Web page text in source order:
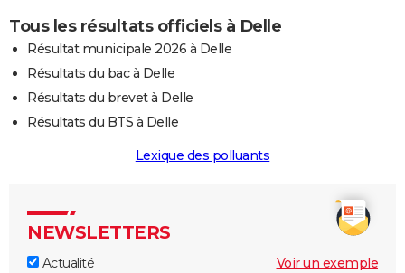
Tous les résultats officiels à Delle
Résultat municipale 2026 à Delle
Résultats du bac à Delle
Résultats du brevet à Delle
Résultats du BTS à Delle
Lexique des polluants
NEWSLETTERS
Actualité
Voir un exemple